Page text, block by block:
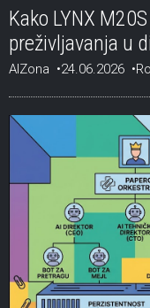
Kako LYNX
preživljavanja u
AIZona 24.06.2026